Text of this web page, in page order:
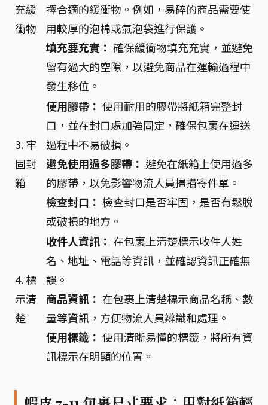
充緩
衝物
擇合適的緩衝物。例如，易碎的商品需要使
用較厚的泡棉或氣泡袋進行保護。
填充要充實： 確保緩衝物填充充實，並避免
留有過大的空隙，以避免商品在運輸過程中
發生移位。
3. 牢
固封
箱
使用膠帶： 使用耐用的膠帶將紙箱完整封
口，並在封口處加強固定，確保包裹在運送
過程中不易破損。
避免使用過多膠帶： 避免在紙箱上使用過多
的膠帶，以免影響物流人員掃描寄件單。
檢查封口： 檢查封口是否牢固，是否有鬆脫
或破損的地方。
4. 標
示清
楚
收件人資訊： 在包裹上清楚標示收件人姓
名、地址、電話等資訊，並確認資訊正確無
誤。
商品資訊： 在包裹上清楚標示商品名稱、數
量等資訊，方便物流人員辨識和處理。
使用標籤： 使用清晰易懂的標籤，將所有資
訊標示在明顯的位置。